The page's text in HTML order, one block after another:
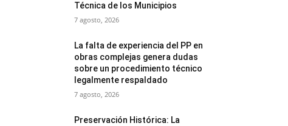
Técnica de los Municipios
7 agosto, 2026
La falta de experiencia del PP en
obras complejas genera dudas
sobre un procedimiento técnico
legalmente respaldado
7 agosto, 2026
Preservación Histórica: La